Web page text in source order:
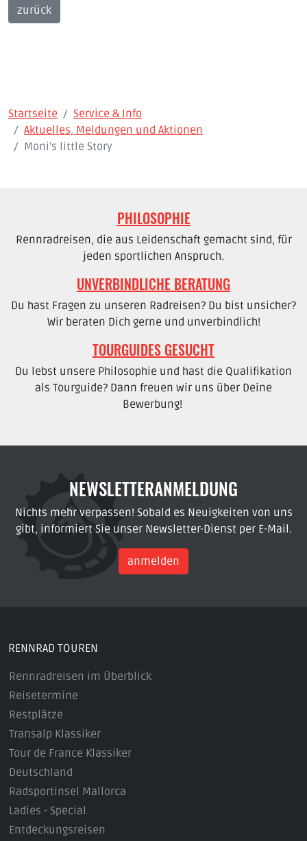
zurück
Startseite
Service & Info
Aktuelles, Meldungen und Aktionen
Moni's little Story
PHILOSOPHIE
Rennradreisen, die aus Leidenschaft gemacht sind, für
jeden sportlichen Anspruch.
UNVERBINDLICHE BERATUNG
Du hast Fragen zu unseren Radreisen? Du bist unsicher?
Wir beraten Dich gerne und unverbindlich!
TOURGUIDES GESUCHT
Du lebst unsere Philosophie und hast die Qualifikation
als Tourguide? Dann freuen wir uns über Deine
Bewerbung!
NEWSLETTERANMELDUNG
Nichts mehr verpassen! Sobald es Neuigkeiten von uns
gibt, informiert Sie unser Newsletter-Dienst per E-Mail.
anmelden
RENNRAD TOUREN
Rennradreisen im Überblick
Reisetermine
Restplätze
Transalp Klassiker
Tour de France Klassiker
Deutschland
Radsportinsel Mallorca
Ladies - Special
Entdeckungsreisen